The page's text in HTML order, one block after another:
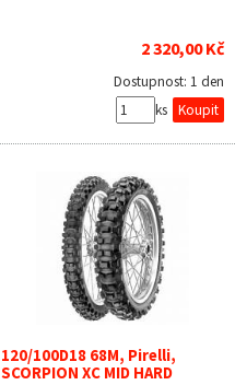
2 320,00 Kč
Dostupnost: 1 den
ks
120/100D18 68M, Pirelli,
SCORPION XC MID HARD